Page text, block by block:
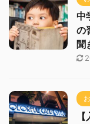
中
の
聞